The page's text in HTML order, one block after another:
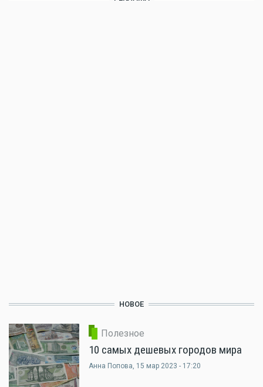
НОВОЕ
Полезное
10 самых дешевых городов мира
Анна Попова, 15 мар 2023 - 17:20